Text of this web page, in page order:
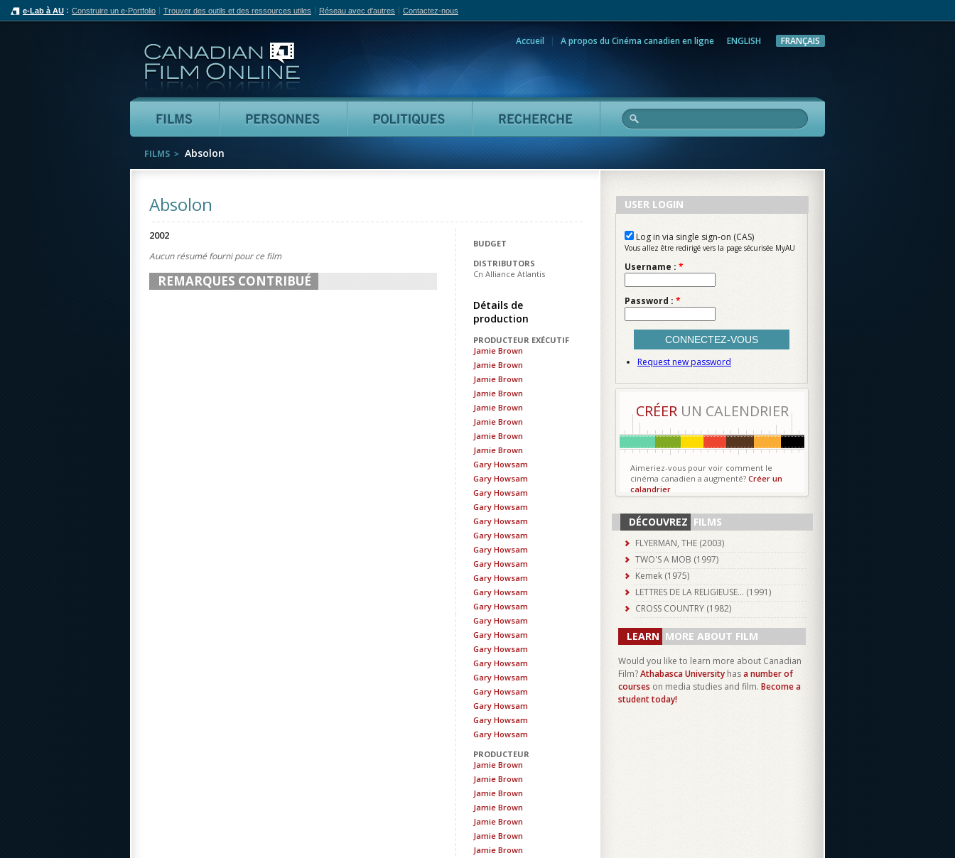
e-Lab à AU Construire un e-Portfolio Trouver des outils et des ressources utiles Réseau avec d'autres Contactez-nous
Accueil A propos du Cinéma canadien en ligne ENGLISH FRANÇAIS
Films Personnes Politiques Recherche
FILMS Absolon
Absolon
BUDGET
DISTRIBUTORS
Cn Alliance Atlantis
Détails de
production
PRODUCTEUR EXÉCUTIF
Jamie Brown
Jamie Brown
Jamie Brown
Jamie Brown
Jamie Brown
Jamie Brown
Jamie Brown
Jamie Brown
Gary Howsam
Gary Howsam
Gary Howsam
Gary Howsam
Gary Howsam
Gary Howsam
Gary Howsam
Gary Howsam
Gary Howsam
Gary Howsam
Gary Howsam
Gary Howsam
Gary Howsam
Gary Howsam
Gary Howsam
Gary Howsam
Gary Howsam
Gary Howsam
Gary Howsam
Gary Howsam
PRODUCTEUR
Jamie Brown
Jamie Brown
Jamie Brown
Jamie Brown
Jamie Brown
Jamie Brown
Jamie Brown
2002
Aucun résumé fourni pour ce film
REMARQUES CONTRIBUÉ
USER LOGIN
Log in via single sign-on (CAS)
Vous allez être redirigé vers la page sécurisée MyAU
Username : *
Password : *
Request new password
CRÉERUN CALENDRIER
Aimeriez-vous pour voir comment le
cinéma canadien a augmenté? Créer un
calandrier
DÉCOUVREZ FILMS
FLYERMAN, THE (2003)
TWO'S A MOB (1997)
Kemek (1975)
LETTRES DE LA RELIGIEUSE... (1991)
CROSS COUNTRY (1982)
LEARN MORE ABOUT FILM
Would you like to learn more about Canadian
Film?Athabasca University hasa number of
courses on media studies and film. Become a
student today!